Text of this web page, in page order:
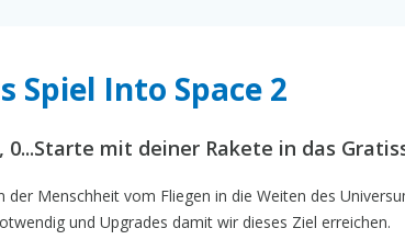
Spiel Into Space 2
0...Starte mit deiner Rakete in das
der Menschheit vom Fliegen in die Weiten des
und Upgrades damit wir dieses Ziel erreichen.